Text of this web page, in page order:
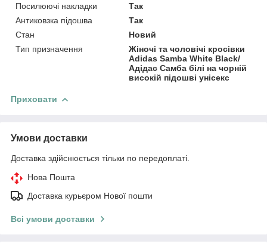
Посилюючі накладки
Так
Антиковзка підошва
Так
Стан
Новий
Тип призначення
Жіночі та чоловічі кросівки
Adidas Samba White Black/
Адідас Самба білі на чорній
високій підошві унісекс
Приховати
Умови доставки
Доставка здійснюється тільки по передоплаті.
Нова Пошта
Доставка курьєром Нової пошти
Всі умови доставки